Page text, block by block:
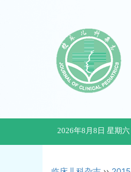
2026年8月8日 星期六